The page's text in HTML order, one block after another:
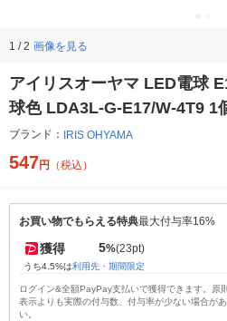
1 / 2 画像を見る
アイリスオーヤマ LED電球
球色 LDA3L-G-E17/W-4T9 1
ブランド： IRIS OHYAMA
547円 （税込）
お買い物でもらえる特典最大付与率16%
獲得 5%(23pt)
うち4.5%は利用先・期間限定
ログイン&全額PayPay支払いで獲得できます。原
表示よりも実際の付与数、付与率が少ない場合が
い。